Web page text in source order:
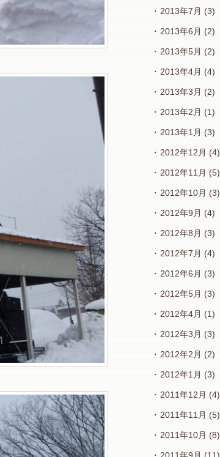
2013年7月 (3)
2013年6月 (2)
2013年5月 (2)
2013年4月 (4)
2013年3月 (2)
2013年2月 (1)
2013年1月 (3)
2012年12月 (4)
2012年11月 (5)
2012年10月 (3)
2012年9月 (4)
2012年8月 (3)
2012年7月 (4)
2012年6月 (3)
2012年5月 (3)
2012年4月 (1)
2012年3月 (3)
2012年2月 (2)
2012年1月 (3)
2011年12月 (4)
2011年11月 (5)
2011年10月 (8)